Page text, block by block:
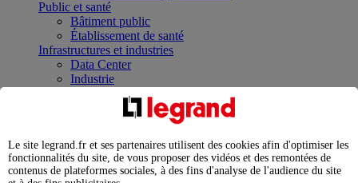
Public et santé
Bâtiment public
Établissement de santé
Infrastructures et industries
Data Center
Industrie
Infrastructures
Contrôler et planifier le fonctionnement des appareils
Répartir et optimiser son tableau électrique
Legrand Data Center Solutions : concentrer les
expertises au service de vos performances
Le site legrand.fr et ses partenaires utilisent des cookies afin d'optimiser les
fonctionnalités du site, de vous proposer des vidéos et des remontées de
contenus de plateformes sociales, à des fins d'analyse de l'audience du site